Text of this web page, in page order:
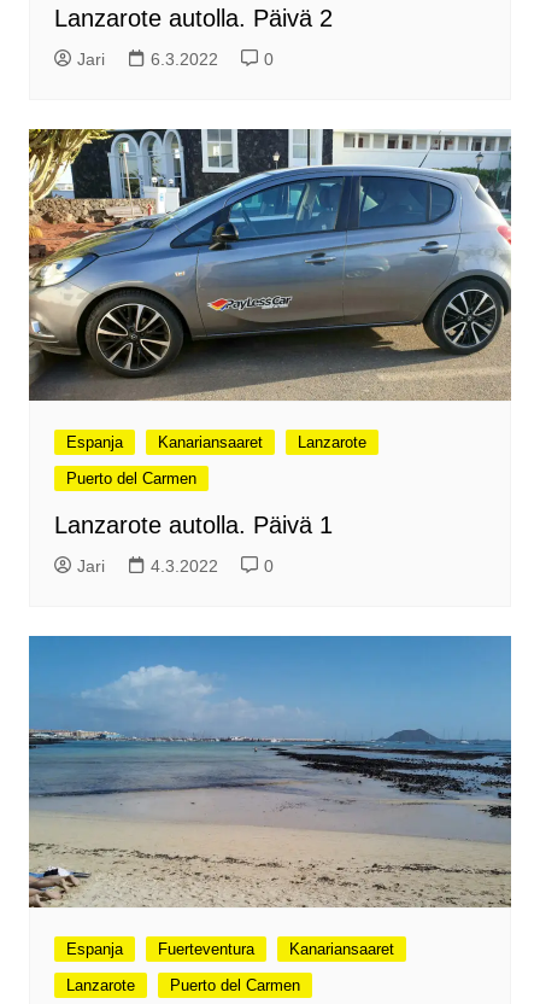
Lanzarote autolla. Päivä 2
Jari 6.3.2022 0
Espanja Kanariansaaret
Lanzarote
Puerto del Carmen
Lanzarote autolla. Päivä 1
Jari 4.3.2022 0
Espanja Fuerteventura
Kanariansaaret
Lanzarote
Puerto del Carmen